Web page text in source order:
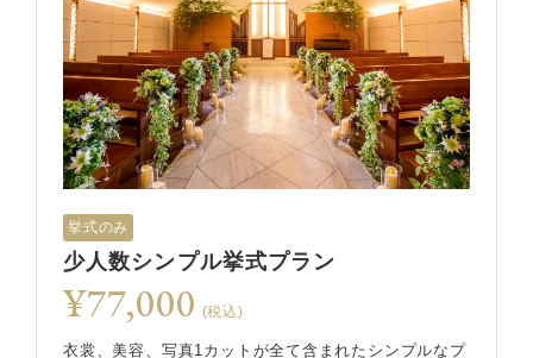
挙式のみ
少人数シンプル挙式プラン
¥77,000 (税込)
衣裳、美容、写真1カットが全て含まれたシンプルなプ